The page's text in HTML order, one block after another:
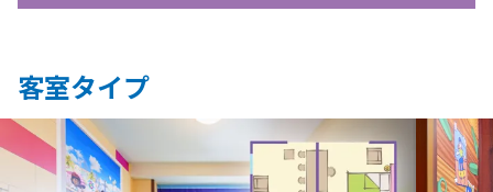
客室タイプ